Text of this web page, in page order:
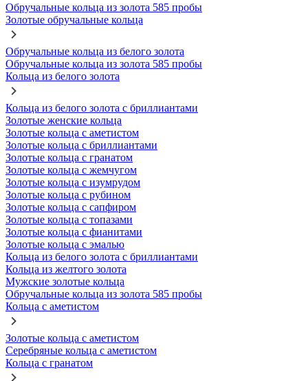
Обручальные кольца из золота 585 пробы
Золотые обручальные кольца
Обручальные кольца из белого золота
Обручальные кольца из золота 585 пробы
Кольца из белого золота
Кольца из белого золота с бриллиантами
Золотые женские кольца
Золотые кольца с аметистом
Золотые кольца с бриллиантами
Золотые кольца с гранатом
Золотые кольца с жемчугом
Золотые кольца с изумрудом
Золотые кольца с рубином
Золотые кольца с сапфиром
Золотые кольца с топазами
Золотые кольца с фианитами
Золотые кольца с эмалью
Кольца из белого золота с бриллиантами
Кольца из желтого золота
Мужские золотые кольца
Обручальные кольца из золота 585 пробы
Кольца с аметистом
Золотые кольца с аметистом
Серебряные кольца с аметистом
Кольца с гранатом